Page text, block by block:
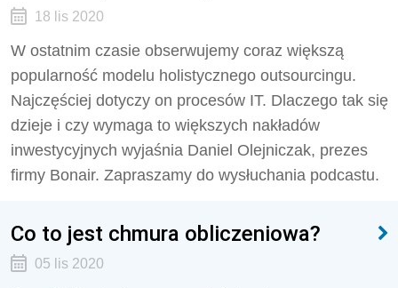
18 lis 2020
W ostatnim czasie obserwujemy coraz większą
popularność modelu holistycznego outsourcingu.
Najczęściej dotyczy on procesów IT. Dlaczego tak się
dzieje i czy wymaga to większych nakładów
inwestycyjnych wyjaśnia Daniel Olejniczak, prezes
firmy Bonair. Zapraszamy do wysłuchania podcastu.
Co to jest chmura obliczeniowa?
05 lis 2020